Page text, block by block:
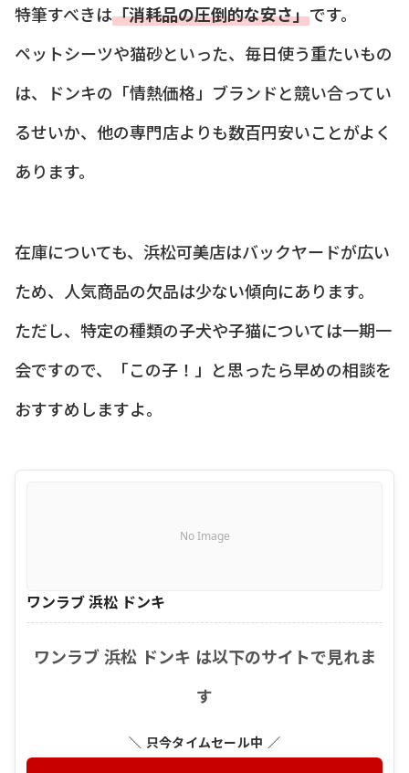
特筆すべきは「消耗品の圧倒的な安さ」です。
ペットシーツや猫砂といった、毎日使う重たいもの
は、ドンキの「情熱価格」ブランドと競い合ってい
るせいか、他の専門店よりも数百円安いことがよく
あります。
在庫についても、浜松可美店はバックヤードが広い
ため、人気商品の欠品は少ない傾向にあります。
ただし、特定の種類の子犬や子猫については一期一
会ですので、「この子！」と思ったら早めの相談を
おすすめしますよ。
No Image
ワンラブ 浜松 ドンキ
ワンラブ 浜松 ドンキ は以下のサイトで見れま
す
＼ 只今タイムセール中 ／